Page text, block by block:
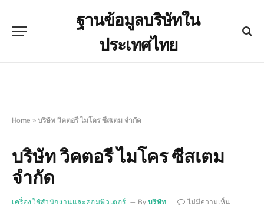
ฐานข้อมูลบริษัทใน
ประเทศไทย
Home » บริษัท วิคตอรี ไมโคร ซีสเตม จำกัด
บริษัท วิคตอรี ไมโคร ซีสเตม
จำกัด
เครื่องใช้สำนักงานและคอมพิวเตอร์ By บริษัท
ไม่มีความเห็น